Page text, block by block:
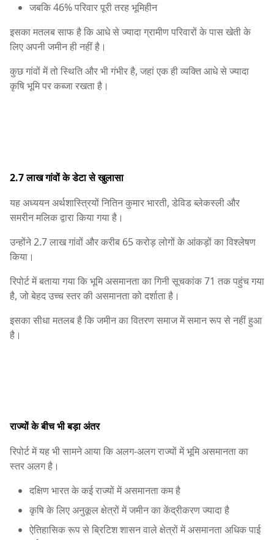
जबकि 46% परिवार पूरी तरह भूमिहीन
इसका मतलब साफ है कि आधे से ज्यादा ग्रामीण परिवारों के पास खेती के
लिए अपनी जमीन ही नहीं है।
कुछ गांवों में तो स्थिति और भी गंभीर है, जहां एक ही व्यक्ति आधे से ज्यादा
कृषि भूमि पर कब्जा रखता है।
2.7 लाख गांवों के डेटा से खुलासा
यह अध्ययन अर्थशास्त्रियों नितिन कुमार भारती, डेविड ब्लेकस्ली और
समरीन मलिक द्वारा किया गया है।
उन्होंने 2.7 लाख गांवों और करीब 65 करोड़ लोगों के आंकड़ों का विश्लेषण
किया।
रिपोर्ट में बताया गया कि भूमि असमानता का गिनी सूचकांक 71 तक पहुंच गया
है, जो बेहद उच्च स्तर की असमानता को दर्शाता है।
इसका सीधा मतलब है कि जमीन का वितरण समाज में समान रूप से नहीं हुआ
है।
राज्यों के बीच भी बड़ा अंतर
रिपोर्ट में यह भी सामने आया कि अलग-अलग राज्यों में भूमि असमानता का
स्तर अलग है।
दक्षिण भारत के कई राज्यों में असमानता कम है
कृषि के लिए अनुकूल क्षेत्रों में जमीन का केंद्रीकरण ज्यादा है
ऐतिहासिक रूप से ब्रिटिश शासन वाले क्षेत्रों में असमानता अधिक पाई